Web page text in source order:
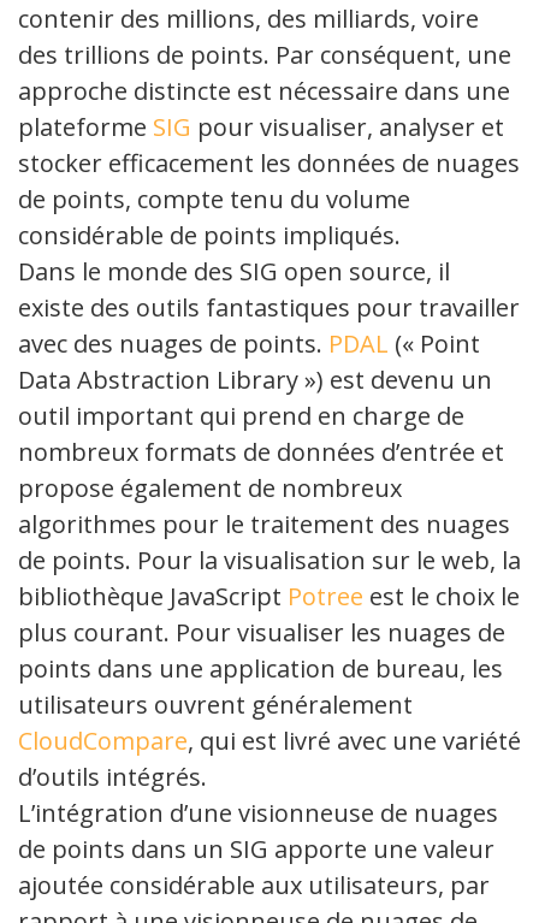
contenir des millions, des milliards, voire
des trillions de points. Par conséquent, une
approche distincte est nécessaire dans une
plateforme SIG pour visualiser, analyser et
stocker efficacement les données de nuages
de points, compte tenu du volume
considérable de points impliqués.
Dans le monde des SIG open source, il
existe des outils fantastiques pour travailler
avec des nuages de points. PDAL (« Point
Data Abstraction Library ») est devenu un
outil important qui prend en charge de
nombreux formats de données d’entrée et
propose également de nombreux
algorithmes pour le traitement des nuages
de points. Pour la visualisation sur le web, la
bibliothèque JavaScript Potree est le choix le
plus courant. Pour visualiser les nuages de
points dans une application de bureau, les
utilisateurs ouvrent généralement
CloudCompare, qui est livré avec une variété
d’outils intégrés.
L’intégration d’une visionneuse de nuages
de points dans un SIG apporte une valeur
ajoutée considérable aux utilisateurs, par